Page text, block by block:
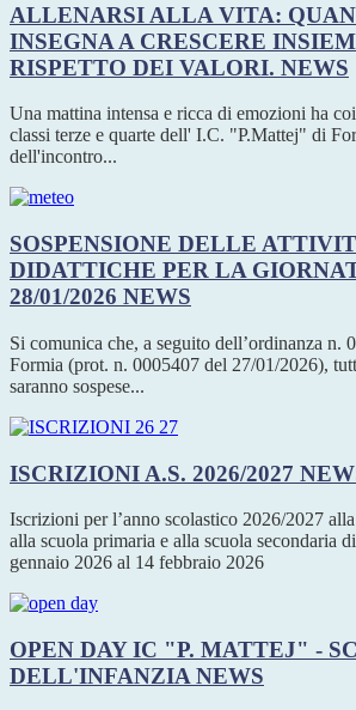
ALLENARSI ALLA VITA:
INSEGNA A CRESCERE
RISPETTO DEI VALORI. NEWS
Una mattina intensa e ricca di emozioni ha
classi terze e quarte dell' I.C. "P.Mattej" di
dell'incontro...
SOSPENSIONE DELLE
DIDATTICHE PER LA
28/01/2026 NEWS
Si comunica che, a seguito dell’ordinanza n.
Formia (prot. n. 0005407 del 27/01/2026),
saranno sospese...
ISCRIZIONI A.S. 2026/2027
Iscrizioni per l’anno scolastico 2026/2027
alla scuola primaria e alla scuola secondaria
gennaio 2026 al 14 febbraio 2026
OPEN DAY IC "P. MATTEJ" -
DELL'INFANZIA NEWS